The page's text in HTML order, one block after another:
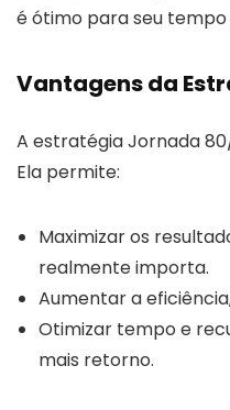
é ótimo para seu tempo
Vantagens da
A estratégia Jornada
Ela permite:
Maximizar os
realmente importa.
Aumentar a
Otimizar tempo e
mais retorno.